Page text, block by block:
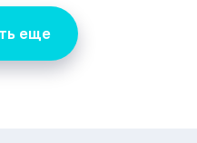
еще